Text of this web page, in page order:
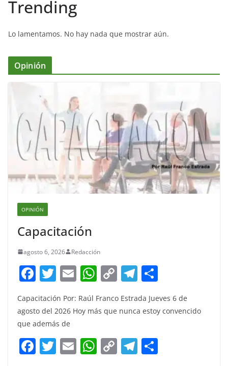
Trending
Lo lamentamos. No hay nada que mostrar aún.
Opinión
OPINIÓN
Capacitación
agosto 6, 2026 Redacción
F
a
c
e
b
o
T
itt
er
E
m
ai
W
at
A
p
C
p
Li
n
T
el
e
a
m
ar
e
Capacitación Por: Raúl Franco Estrada Jueves 6 de
agosto del 2026 Hoy más que nunca estoy convencido
que además de
F T E W C T